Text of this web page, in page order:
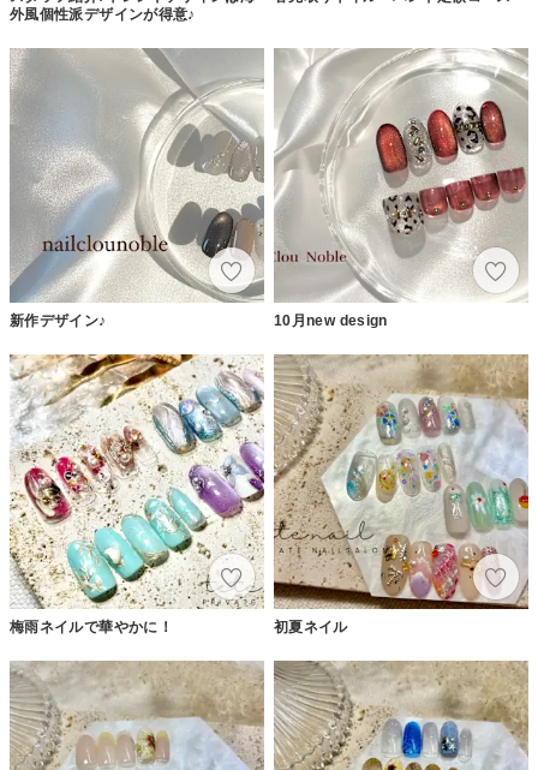
外風個性派デザインが得意♪
新作デザイン♪ 10月new design
梅雨ネイルで華やかに！ 初夏ネイル